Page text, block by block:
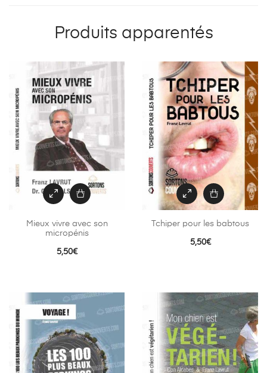
Produits apparentés
Mieux vivre avec son
micropénis
5,50€
Tchiper pour les babtous
5,50€